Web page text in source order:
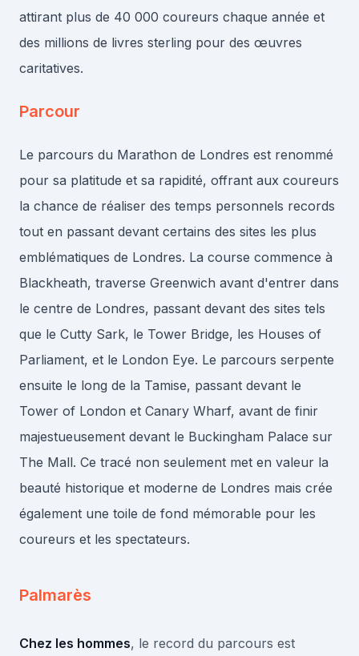
attirant plus de 40 000 coureurs chaque année et
des millions de livres sterling pour des œuvres
caritatives.
Parcour
Le parcours du Marathon de Londres est renommé
pour sa platitude et sa rapidité, offrant aux coureurs
la chance de réaliser des temps personnels records
tout en passant devant certains des sites les plus
emblématiques de Londres. La course commence à
Blackheath, traverse Greenwich avant d'entrer dans
le centre de Londres, passant devant des sites tels
que le Cutty Sark, le Tower Bridge, les Houses of
Parliament, et le London Eye. Le parcours serpente
ensuite le long de la Tamise, passant devant le
Tower of London et Canary Wharf, avant de finir
majestueusement devant le Buckingham Palace sur
The Mall. Ce tracé non seulement met en valeur la
beauté historique et moderne de Londres mais crée
également une toile de fond mémorable pour les
coureurs et les spectateurs.
Palmarès
Chez les hommes, le record du parcours est